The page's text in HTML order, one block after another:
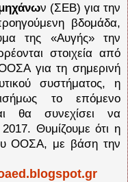
ν (ΣΕΒ) για την
βδομάδα,
της «Αυγής» την
στοιχεία από
για τη σημερινή
συστήματος, η
το επόμενο
θα συνεχίσει να
Θυμίζουμε ότι η
ΟΟΣΑ, με βάση την